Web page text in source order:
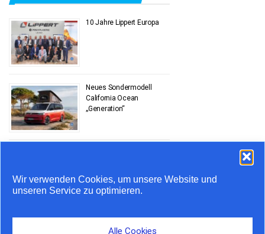
Wir verwenden Cookies, um unsere Website und
unseren Service zu optimieren.
Alle Cookies
10 Jahre Lippert Europa
Neues Sondermodell
California Ocean
„Generation“
Airstream feiert 20 Jahre
in Europa